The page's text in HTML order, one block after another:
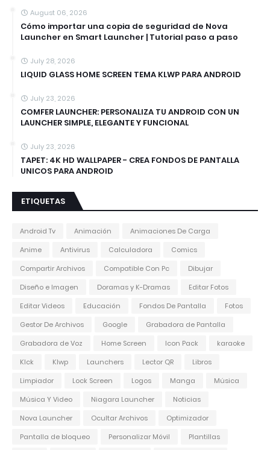
August 06, 2026
Cómo importar una copia de seguridad de Nova
Launcher en Smart Launcher | Tutorial paso a paso
July 28, 2026
LIQUID GLASS HOME SCREEN TEMA KLWP PARA ANDROID
July 23, 2026
COMFER LAUNCHER: PERSONALIZA TU ANDROID CON UN
LAUNCHER SIMPLE, ELEGANTE Y FUNCIONAL
July 23, 2026
TAPET: 4K HD WALLPAPER - CREA FONDOS DE PANTALLA
UNICOS PARA ANDROID
ETIQUETAS
Android Tv Animación
Animaciones De Carga
Anime
Antivirus Calculadora
Comics
Compartir Archivos
Compatible Con Pc
Dibujar
Diseño e Imagen
Doramas y K-Dramas
Editar Fotos
Editar Videos
Educación Fondos De Pantalla
Fotos
Gestor De Archivos
Google
Grabadora de Pantalla
Grabadora de Voz
Home Screen Icon Pack
karaoke
Klck
Klwp Launchers Lector QR
Libros
Limpiador
Lock Screen Logos Manga
Música
Música Y Video
Niagara Launcher
Noticias
Nova Launcher
Ocultar Archivos
Optimizador
Pantalla de bloqueo
Personalizar Móvil
Plantillas